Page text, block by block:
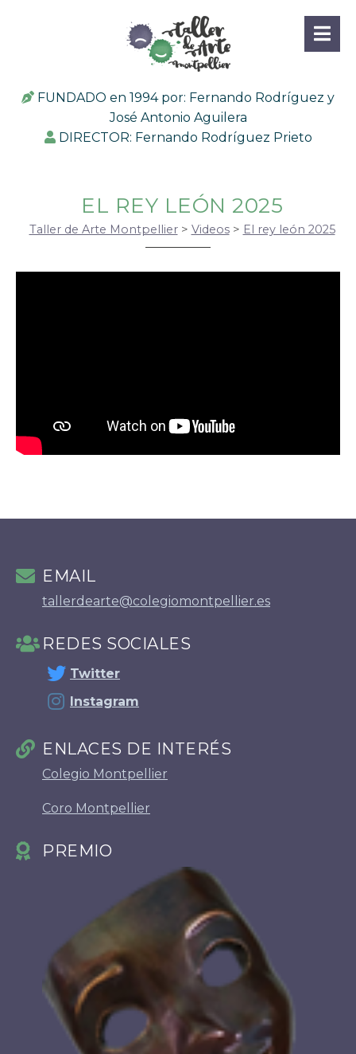
FUNDADO en 1994 por: Fernando Rodríguez y
José Antonio Aguilera
DIRECTOR: Fernando Rodríguez Prieto
EL REY LEÓN 2025
Taller de Arte Montpellier> Videos> El rey león 2025
EMAIL
tallerdearte@colegiomontpellier.es
REDES SOCIALES
Twitter
Instagram
ENLACES DE INTERÉS
Colegio Montpellier
Coro Montpellier
PREMIO